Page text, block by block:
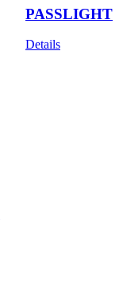
PASSLIGHT
Details